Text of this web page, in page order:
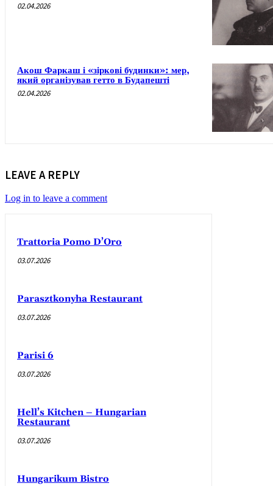
02.04.2026
Акош Фаркаш і «зіркові будинки»: мер,
який організував гетто в Будапешті
02.04.2026
LEAVE A REPLY
Log in to leave a comment
Trattoria Pomo D’Oro
03.07.2026
Parasztkonyha Restaurant
03.07.2026
Parisi 6
03.07.2026
Hell’s Kitchen – Hungarian
Restaurant
03.07.2026
Hungarikum Bistro